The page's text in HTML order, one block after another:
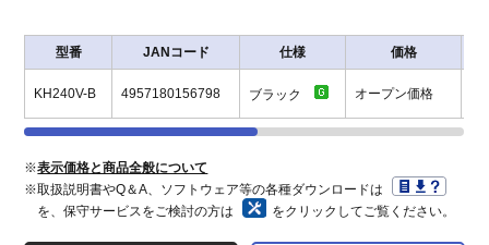
型番 JANコード 仕様 価格
KH240V-B 4957180156798 ブラック オープン価格
※表示価格と商品全般について
※取扱説明書やQ＆A、ソフトウェア等の各種ダウンロードは
を、保守サービスをご検討の方は
をクリックしてご覧ください。